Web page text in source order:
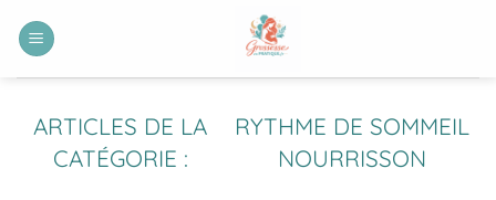
RYTHME DE SOMMEIL
NOURRISSON